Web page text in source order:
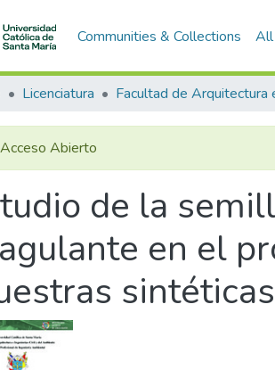
Communities & Collections All
Licenciatura
Acceso Abierto
de la
en el